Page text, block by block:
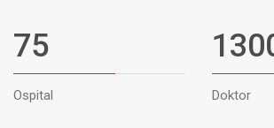
75
Ospital Doktor